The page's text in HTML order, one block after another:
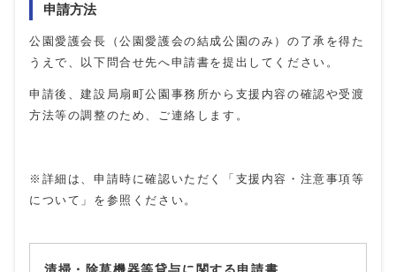
申請方法
公園愛護会長（公園愛護会の結成公園のみ）の了承を得た
うえで、以下問合せ先へ申請書を提出してください。
申請後、建設局扇町公園事務所から支援内容の確認や受渡
方法等の調整のため、ご連絡します。
※詳細は、申請時に確認いただく「支援内容・注意事項等
について」を参照ください。
清掃・除草機器等貸与に関する申請書